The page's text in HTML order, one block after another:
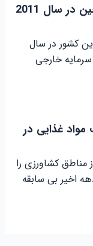
میزان جذب سرمایه گذاری خارجی چین در سال 2011
کشور در سال
میلیون دلار سرمایه خارجی
غذایی در
مناطق کشاورزی را
اخیر بی سابقه